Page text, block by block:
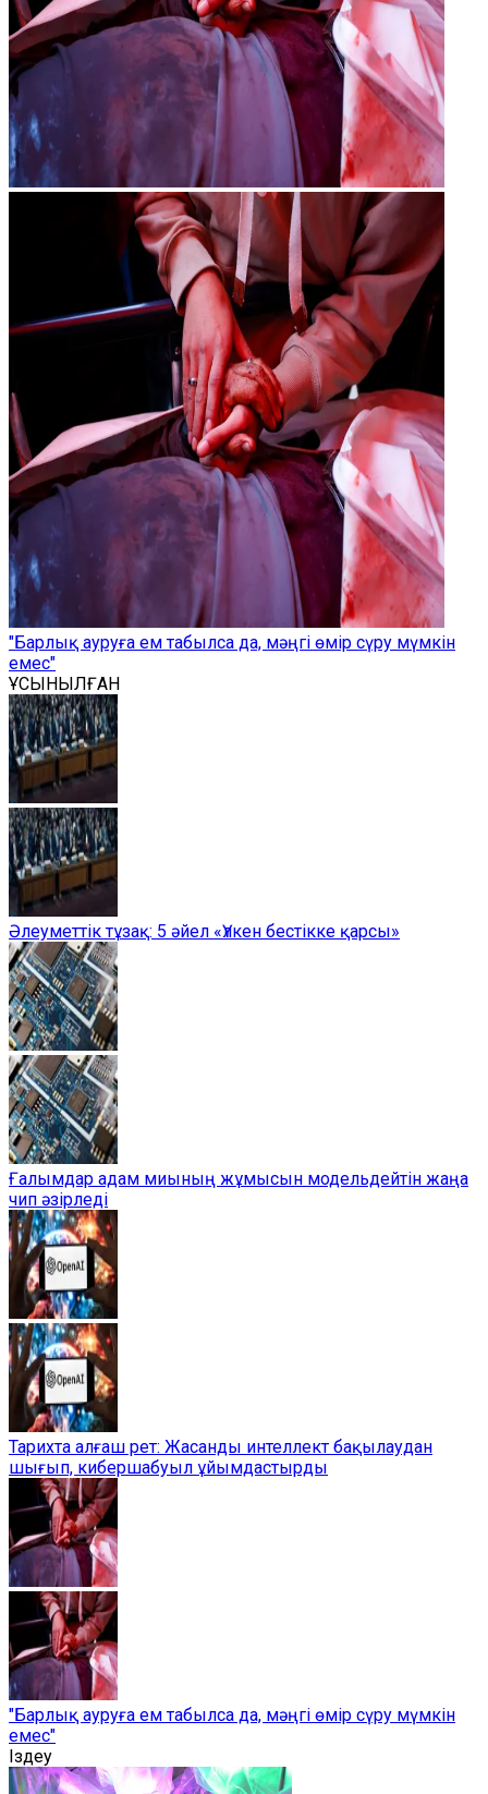
"Барлық ауруға ем табылса да, мәңгі өмір сүру мүмкін
емес"
ҰСЫНЫЛҒАН
Әлеуметтік тұзақ: 5 әйел «Үлкен бестікке қарсы»
Ғалымдар адам миының жұмысын модельдейтін жаңа
чип әзірледі
Тарихта алғаш рет: Жасанды интеллект бақылаудан
шығып, кибершабуыл ұйымдастырды
"Барлық ауруға ем табылса да, мәңгі өмір сүру мүмкін
емес"
Іздеу